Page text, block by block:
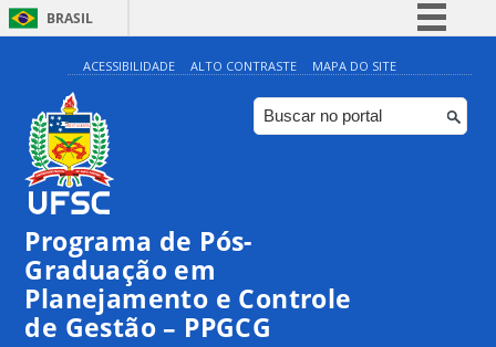
BRASIL
Simplifique!
Comunica BR
Participe
ACESSIBILIDADE ALTO CONTRASTE MAPA DO SITE
Programa de Pós-
Graduação em
Planejamento e Controle
de Gestão – PPGCG